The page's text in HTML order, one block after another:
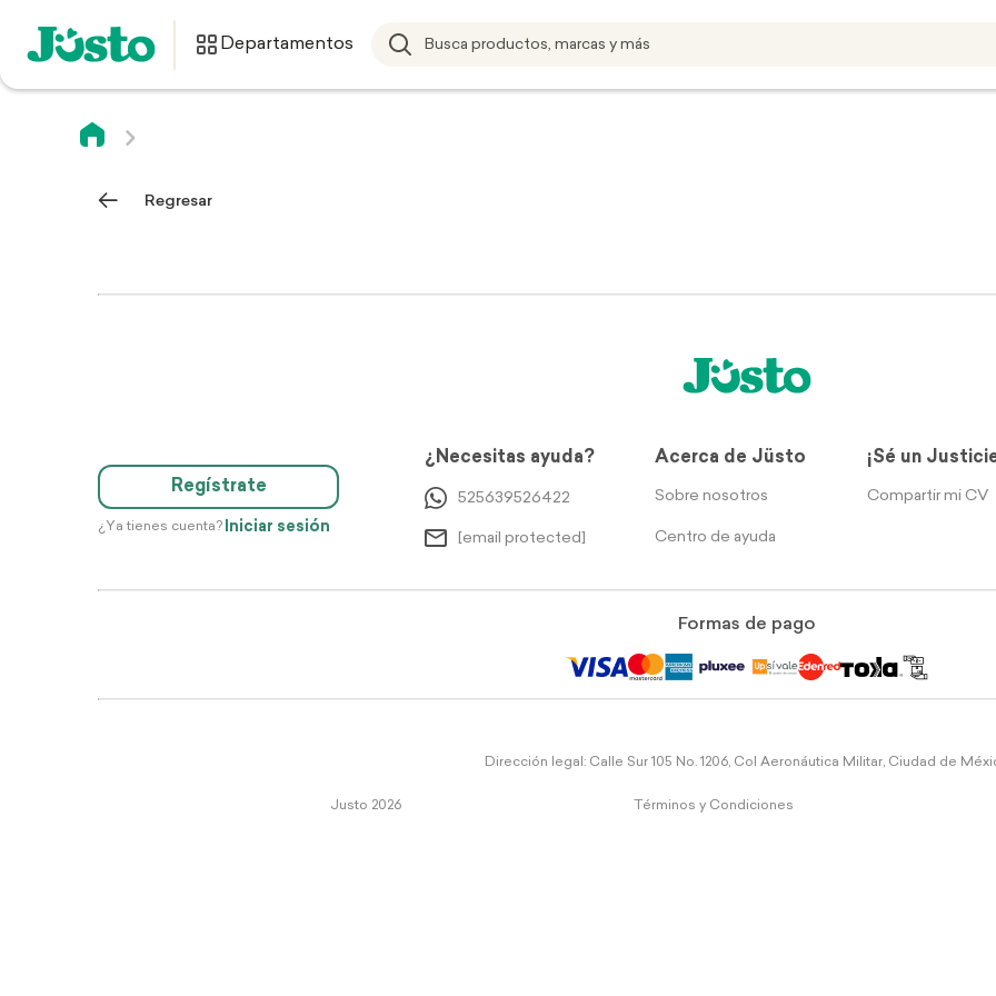
Departamentos
Regresar
Regístrate
¿Ya tienes cuenta? Iniciar sesión
¿Necesitas ayuda?
525639526422
[email protected]
Acerca de Jüsto
Sobre nosotros
Centro de ayuda
¡Sé un
Compartir mi CV
Formas de pago
Dirección legal: Calle Sur 105 No. 1206, Col Aeronáutica Militar, Ciudad de
Justo 2026 Términos y Condiciones